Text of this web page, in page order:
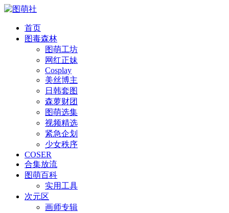
首页
图毒森林
图萌工坊
网红正妹
Cosplay
美丝博主
日韩套图
森萝财团
图萌选集
视频精选
紧急企划
少女秩序
COSER
合集放流
图萌百科
实用工具
次元区
画师专辑